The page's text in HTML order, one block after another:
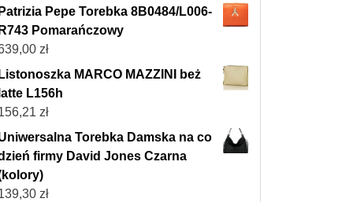
Patrizia Pepe Torebka 8B0484/L006-
R743 Pomarańczowy
zł
Listonoszka MARCO MAZZINI beż
latte L156h
zł
Torebka Damska na co
firmy David Jones Czarna
zł